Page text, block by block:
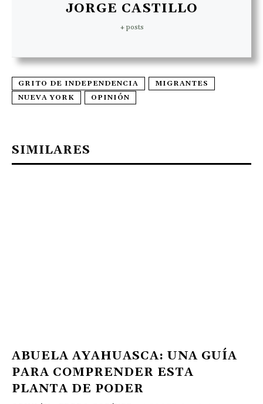
JORGE CASTILLO
+ posts
GRITO DE INDEPENDENCIA
MIGRANTES
NUEVA YORK
OPINIÓN
SIMILARES
ABUELA AYAHUASCA: UNA GUÍA
PARA COMPRENDER ESTA
PLANTA DE PODER